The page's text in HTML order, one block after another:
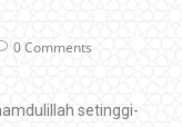
0 Comments
setinggi-